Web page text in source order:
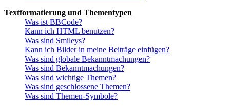
Textformatierung und Thementypen
Was ist BBCode?
Kann ich HTML benutzen?
Was sind Smileys?
Kann ich Bilder in meine Beiträge einfügen?
Was sind globale Bekanntmachungen?
Was sind Bekanntmachungen?
Was sind wichtige Themen?
Was sind geschlossene Themen?
Was sind Themen-Symbole?